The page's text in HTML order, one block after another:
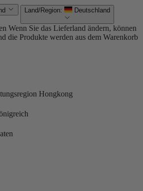
Land/Region: Deutschland
Wenn Sie das Lieferland ändern, können
die Produkte werden aus dem Warenkorb
Hongkong